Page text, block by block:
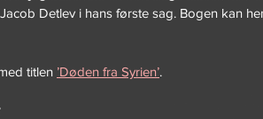
Detlev i hans første sag. Bogen kan
titlen ’Døden fra Syrien’.